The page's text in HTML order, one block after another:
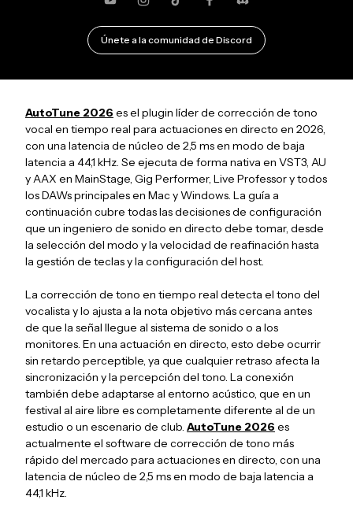
YouTubeInstagram
TikTokFacebook
Discordia
Únete a la comunidad de Discord
AutoTune 2026 es el plugin líder de corrección de tono
vocal en tiempo real para actuaciones en directo en 2026,
con una latencia de núcleo de 2,5 ms en modo de baja
latencia a 44,1 kHz. Se ejecuta de forma nativa en VST3, AU
y AAX en MainStage, Gig Performer, Live Professor y todos
los DAWs principales en Mac y Windows. La guía a
continuación cubre todas las decisiones de configuración
que un ingeniero de sonido en directo debe tomar, desde
la selección del modo y la velocidad de reafinación hasta
la gestión de teclas y la configuración del host.
La corrección de tono en tiempo real detecta el tono del
vocalista y lo ajusta a la nota objetivo más cercana antes
de que la señal llegue al sistema de sonido o a los
monitores. En una actuación en directo, esto debe ocurrir
sin retardo perceptible, ya que cualquier retraso afecta la
sincronización y la percepción del tono. La conexión
también debe adaptarse al entorno acústico, que en un
festival al aire libre es completamente diferente al de un
estudio o un escenario de club. AutoTune 2026 es
actualmente el software de corrección de tono más
rápido del mercado para actuaciones en directo, con una
latencia de núcleo de 2,5 ms en modo de baja latencia a
44,1 kHz.